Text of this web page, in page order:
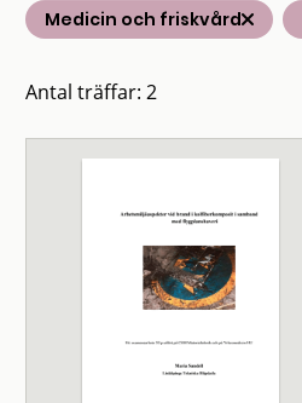
Medicin och friskvård
Antal träffar: 2